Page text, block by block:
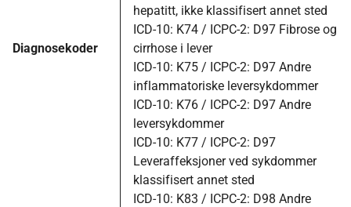
Diagnosekoder
hepatitt, ikke klassifisert annet sted
ICD-10: K74 / ICPC-2: D97 Fibrose og
cirrhose i lever
ICD-10: K75 / ICPC-2: D97 Andre
inflammatoriske leversykdommer
ICD-10: K76 / ICPC-2: D97 Andre
leversykdommer
ICD-10: K77 / ICPC-2: D97
Leveraffeksjoner ved sykdommer
klassifisert annet sted
ICD-10: K83 / ICPC-2: D98 Andre